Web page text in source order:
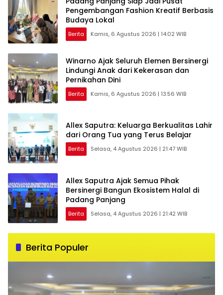
Pengembangan Fashion Kreatif Berbasis
Budaya Lokal
Berita Kamis, 6 Agustus 2026 | 14:02 WIB
Winarno Ajak Seluruh Elemen Bersinergi
Lindungi Anak dari Kekerasan dan
Pernikahan Dini
Berita Kamis, 6 Agustus 2026 | 13:56 WIB
Allex Saputra: Keluarga Berkualitas Lahir
dari Orang Tua yang Terus Belajar
Berita Selasa, 4 Agustus 2026 | 21:47 WIB
Allex Saputra Ajak Semua Pihak
Bersinergi Bangun Ekosistem Halal di
Padang Panjang
Berita Selasa, 4 Agustus 2026 | 21:42 WIB
Berita Populer